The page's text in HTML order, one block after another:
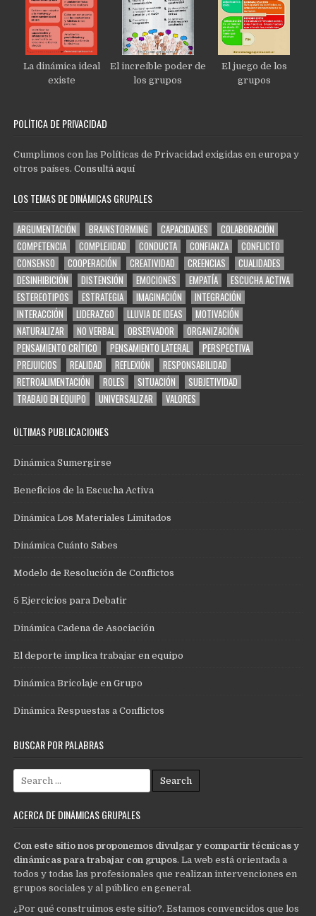
La dinámica ideal
existe
El increíble poder de
los grupos
El juego de los
grupos
POLÍTICA DE PRIVACIDAD
Cumplimos con las Políticas de Privacidad exigidas en europa y
otros países.Consultá aquí
LOS TEMAS DE DINÁMICAS GRUPALES
ARGUMENTACIÓN BRAINSTORMING CAPACIDADES
COLABORACIÓN
COMPETENCIA
COMPLEJIDAD CONDUCTA CONFIANZA
CONFLICTO
CONSENSO
COOPERACIÓN CREATIVIDAD CREENCIAS
CUALIDADES
DESINHIBICIÓN
DISTENSIÓN EMOCIONES EMPATÍA
ESCUCHA ACTIVA
ESTEREOTIPOS
ESTRATEGIA IMAGINACIÓN
INTEGRACIÓN
INTERACCIÓN
LIDERAZGO LLUVIA DE IDEAS
MOTIVACIÓN
NATURALIZAR
NO VERBAL OBSERVADOR
ORGANIZACIÓN
PENSAMIENTO CRÍTICO
PENSAMIENTO LATERAL
PERSPECTIVA
PREJUICIOS
REALIDAD REFLEXIÓN
RESPONSABILIDAD
RETROALIMENTACIÓN
ROLES SITUACIÓN
SUBJETIVIDAD
TRABAJO EN EQUIPO
UNIVERSALIZAR VALORES
ÚLTIMAS PUBLICACIONES
Dinámica Sumergirse
Beneficios de la Escucha Activa
Dinámica Los Materiales Limitados
Dinámica Cuánto Sabes
Modelo de Resolución de Conflictos
5 Ejercicios para Debatir
Dinámica Cadena de Asociación
El deporte implica trabajar en equipo
Dinámica Bricolaje en Grupo
Dinámica Respuestas a Conflictos
BUSCAR POR PALABRAS
Search
for:
ACERCA DE DINÁMICAS GRUPALES
Con este sitio nos proponemos divulgar y compartir técnicas y
dinámicas para trabajar con grupos. La web está orientada a
todos y todas las profesionales que realizan intervenciones en
grupos sociales y al público en general.
¿Por qué construimos este sitio?. Estamos convencidos que los